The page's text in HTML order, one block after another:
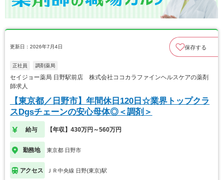
更新日：2026年7月4日 保存する
正社員 調剤薬局
セイジョー薬局 日野駅前店 株式会社ココカラファインヘルスケアの薬剤
師求人
【東京都／日野市】年間休日120日☆業界トップクラ
スDgsチェーンの安心母体◎＜調剤＞
給与 【年収】430万円～560万円
勤務地 東京都 日野市
アクセス ＪＲ中央線 日野(東京)駅